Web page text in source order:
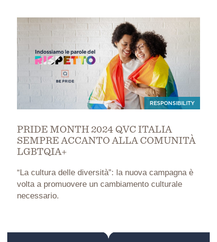
RESPONSIBILITY
PRIDE MONTH 2024 QVC ITALIA
SEMPRE ACCANTO ALLA COMUNITÀ
LGBTQIA+
“La cultura delle diversità”: la nuova campagna è
volta a promuovere un cambiamento culturale
necessario.